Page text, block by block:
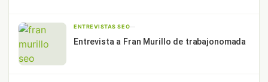
ENTREVISTAS SEO—
Entrevista a Fran Murillo de trabajonomada